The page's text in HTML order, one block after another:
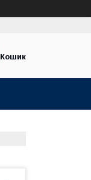
Кошик